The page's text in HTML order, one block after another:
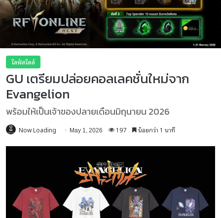
ไลฟ์สไตล์
GU เตรียมปล่อยคอลเลคชั่นใหม่จาก
Evangelion
พร้อมให้เป็นเจ้าของปลายเดือนมิถุนายน 2026
Now Loading May 1, 2026 197 น้อยกว่า 1 นาที